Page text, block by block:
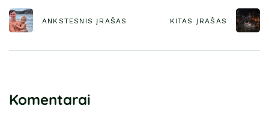
ANKSTESNIS ĮRAŠAS KITAS ĮRAŠAS
Komentarai